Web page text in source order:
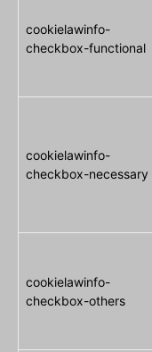
cookielawinfo-
checkbox-functional
cookielawinfo-
checkbox-necessary
cookielawinfo-
checkbox-others